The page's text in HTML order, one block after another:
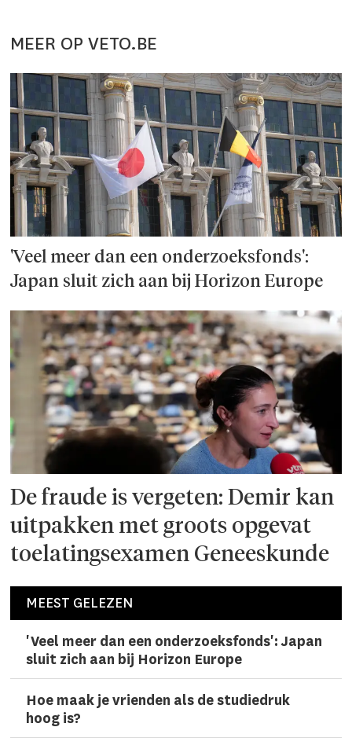
MEER OP VETO.BE
'Veel meer dan een onderzoeks­fonds':
Japan sluit zich aan bij Horizon Europe
De fraude is vergeten: Demir kan
uitpakken met groots opgevat
toelatingsexamen Geneeskunde
MEEST GELEZEN
'Veel meer dan een onderzoeks­fonds': Japan
sluit zich aan bij Horizon Europe
Hoe maak je vrienden als de studiedruk
hoog is?